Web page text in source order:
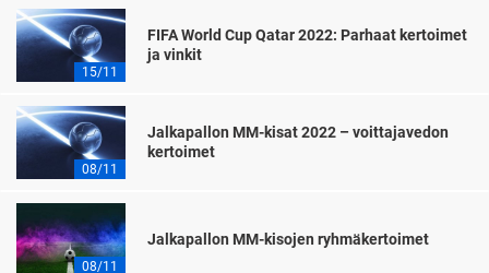
15/11
FIFA World Cup Qatar 2022: Parhaat kertoimet
ja vinkit
08/11
Jalkapallon MM-kisat 2022 – voittajavedon
kertoimet
08/11
Jalkapallon MM-kisojen ryhmäkertoimet